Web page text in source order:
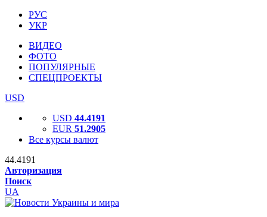
РУС
УКР
ВИДЕО
ФОТО
ПОПУЛЯРНЫЕ
СПЕЦПРОЕКТЫ
USD
USD 44.4191
EUR 51.2905
Все курсы валют
44.4191
Авторизация
Поиск
UA